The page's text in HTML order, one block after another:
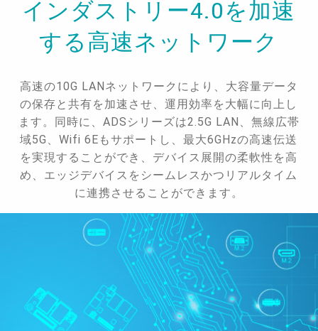
インダストリー4.0を加速
する高速ネットワーク
高速の10G LANネットワークにより、大容量データ
の保存と共有を加速させ、運用効率を大幅に向上し
ます。同時に、ADSシリーズは2.5G LAN、無線広帯
域5G、Wifi 6Eもサポートし、最大6GHzの高速伝送
を実現することができ、デバイス展開の柔軟性を高
め、エッジデバイスをシームレスかつリアルタイム
に連携させることができます。